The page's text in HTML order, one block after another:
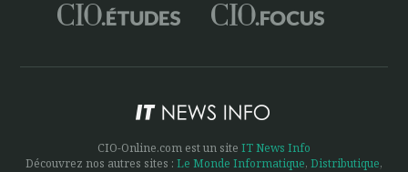
CIO-Online.com est un site IT News Info
Découvrez nos autres sites : Le Monde Informatique, Distributique,